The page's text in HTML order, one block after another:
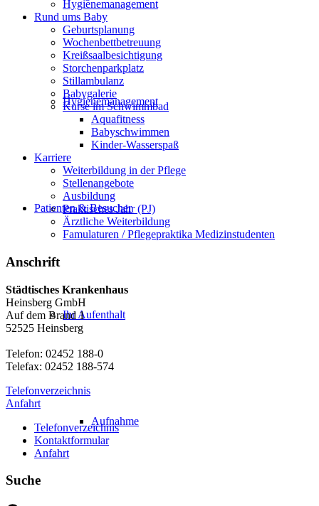
Hygienemanagement
Patienten & Besucher
Ihr Aufenthalt
Aufnahme
Hygienemanagement
Rund ums Baby
Geburtsplanung
Wochenbettbetreuung
Kreißsaalbesichtigung
Storchenparkplatz
Stillambulanz
Babygalerie
Kurse im Schwimmbad
Aquafitness
Babyschwimmen
Kinder-Wasserspaß
Karriere
Weiterbildung in der Pflege
Stellenangebote
Ausbildung
Praktisches Jahr (PJ)
Ärztliche Weiterbildung
Famulaturen / Pflegepraktika Medizinstudenten
Anschrift
Städtisches Krankenhaus
Heinsberg GmbH
Auf dem Brand 1
52525 Heinsberg
Telefon: 02452 188-0
Telefax: 02452 188-574
Telefonverzeichnis
Anfahrt
Telefonverzeichnis
Kontaktformular
Anfahrt
Suche